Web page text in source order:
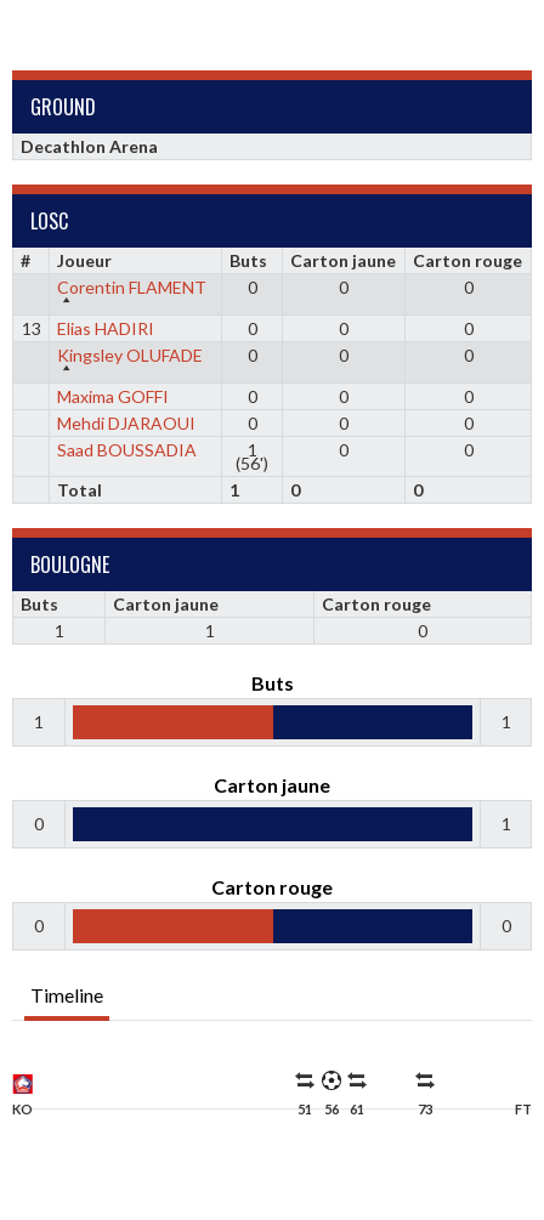
GROUND
Decathlon Arena
LOSC
# Joueur Buts Carton jaune
Carton rouge
Corentin FLAMENT
0 0
0
13
Elias HADIRI 0 0
0
Kingsley OLUFADE
0 0
0
Maxima GOFFI
0 0
0
Mehdi DJARAOUI
0 0
0
Saad BOUSSADIA
1
(56')
0
0
Total
1 0 0
BOULOGNE
Buts Carton jaune
Carton rouge
1
1 0
Buts
1 1
Carton jaune
0 1
Carton rouge
0 0
Timeline
KO 51 56 61 73 FT